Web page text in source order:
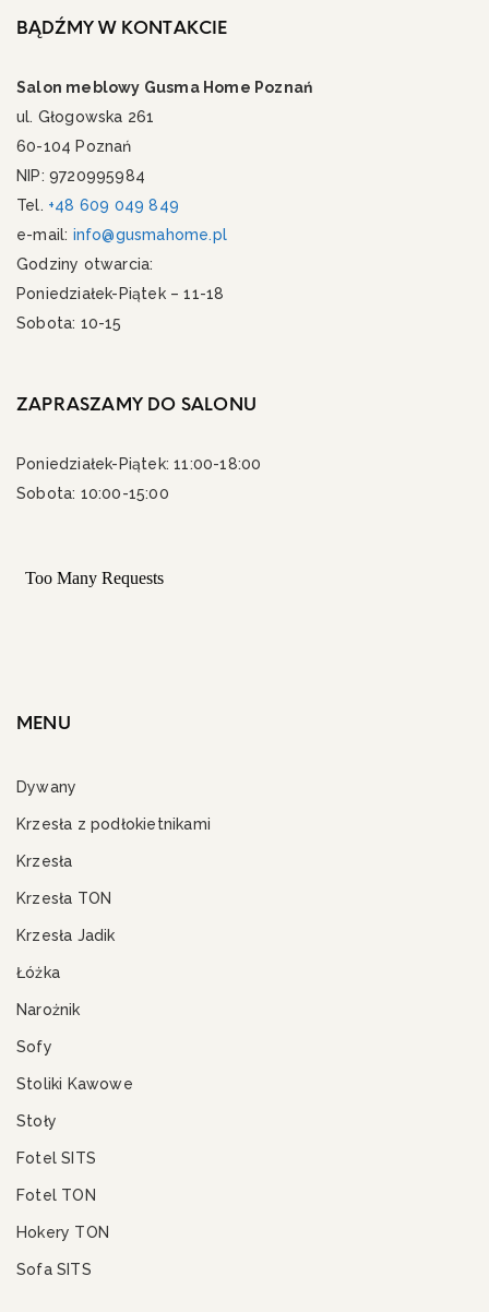
BĄDŹMY W KONTAKCIE
Salon meblowy Gusma Home Poznań
ul. Głogowska 261
60-104 Poznań
NIP: 9720995984
Tel. +48 609 049 849
e-mail: info@gusmahome.pl
Godziny otwarcia:
Poniedziałek-Piątek – 11-18
Sobota: 10-15
ZAPRASZAMY DO SALONU
Poniedziałek-Piątek: 11:00-18:00
Sobota: 10:00-15:00
MENU
Dywany
Krzesła z podłokietnikami
Krzesła
Krzesła TON
Krzesła Jadik
Łóżka
Narożnik
Sofy
Stoliki Kawowe
Stoły
Fotel SITS
Fotel TON
Hokery TON
Sofa SITS